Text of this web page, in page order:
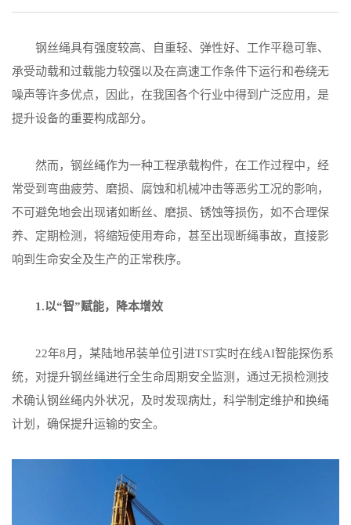
钢丝绳具有强度较高、自重轻、弹性好、工作平稳可靠、
承受动载和过载能力较强以及在高速工作条件下运行和卷绕无
噪声等许多优点，因此，在我国各个行业中得到广泛应用，是
提升设备的重要构成部分。
然而，钢丝绳作为一种工程承载构件，在工作过程中，经
常受到弯曲疲劳、磨损、腐蚀和机械冲击等恶劣工况的影响，
不可避免地会出现诸如断丝、磨损、锈蚀等损伤，如不合理保
养、定期检测，将缩短使用寿命，甚至出现断绳事故，直接影
响到生命安全及生产的正常秩序。
1.以“智”赋能，降本增效
22年8月，某陆地吊装单位引进TST实时在线AI智能探伤系
统，对提升钢丝绳进行全生命周期安全监测，通过无损检测技
术确认钢丝绳内外状况，及时发现病灶，科学制定维护和换绳
计划，确保提升运输的安全。